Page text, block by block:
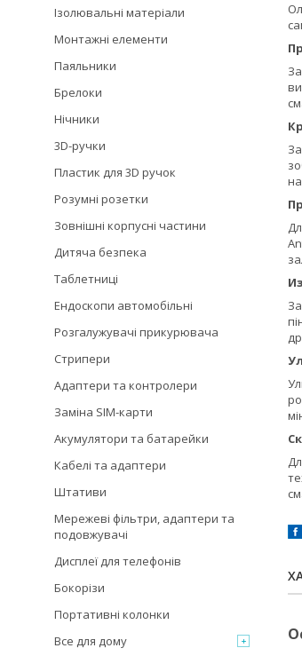
Ізолювальні матеріали
Монтажні елементи
Паяльники
Брелоки
Нічники
3D-ручки
Пластик для 3D ручок
Розумні розетки
Зовнішні корпусні частини
Дитяча безпека
Таблетниці
Ендоскопи автомобільні
Розгалужувачі прикурювача
Стрипери
Адаптери та контролери
Заміна SIM-карти
Акумулятори та батарейки
Кабелі та адаптери
Штативи
Мережеві фільтри, адаптери та
подовжувачі
Дисплеї для телефонів
Бокорізи
Портативні колонки
Все для дому